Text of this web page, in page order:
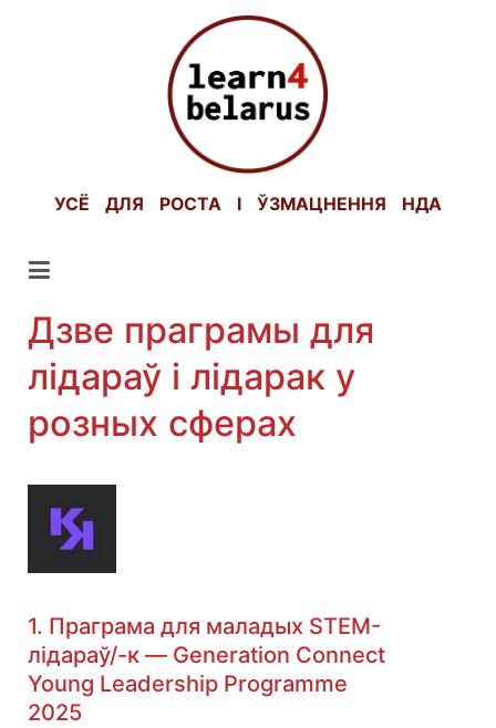
УСЁ ДЛЯ РОСТА І ЎЗМАЦНЕННЯ НДА
Дзве праграмы для
лідараў і лідарак у
розных сферах
1. Праграма для маладых STEM-
лідараў/-к — Generation Connect
Young Leadership Programme
2025